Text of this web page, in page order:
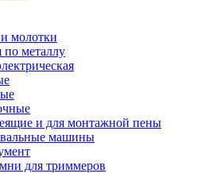
молотки
по металлу
и для монтажной пены
машины
для триммеров